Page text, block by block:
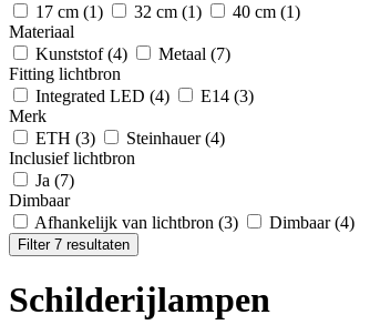
17 cm (1) 32 cm (1) 40 cm (1)
Materiaal
Kunststof (4) Metaal (7)
Fitting lichtbron
Integrated LED (4) E14 (3)
Merk
ETH (3) Steinhauer (4)
Inclusief lichtbron
Ja (7)
Dimbaar
Afhankelijk van lichtbron (3) Dimbaar (4)
Filter 7 resultaten
Schilderijlampen